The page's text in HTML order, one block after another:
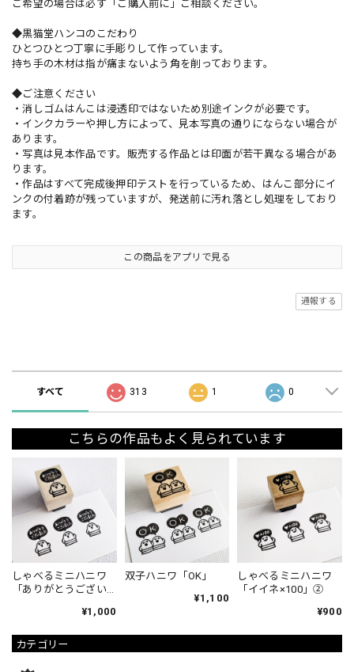
カテゴリー
ご希望の場合は必ず「ご購入前に」ご相談ください。
◆黒猫堂ハンコのこだわり
ひとつひとつ丁寧に手彫りして作っています。
持ち手の木材は指が痛まないよう角を削っております。
◆ご注意ください
・消しゴムはんこは浸透印ではないため別途インクが必要です。
・インクカラーや押し方によって、見本写真の通りにならない場合が
あります。
・写真は見本作品です。販売する作品とは印面が若干異なる場合があ
ります。
・作品はすべて完成後押印テストを行っているため、はんこ部分にイ
ンクの付着跡が残っていますが、発送前に汚れ落とし処理をしており
ます。
この商品をアプリで見る
通報する
すべて 313 1 0
こちらの作品もよく見られています
しゃべるミニハニワ
「ありがとうござい
¥1,000
双子ハニワ「OK」
¥1,100
しゃべるミニハニワ
「イイネ×100」②
¥900